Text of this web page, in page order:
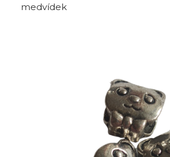
medvídek